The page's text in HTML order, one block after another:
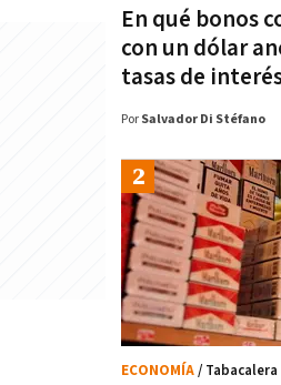
En qué bonos
con un dólar
tasas de
Por Salvador Di Stéfano
ECONOMÍA/ Tabacalera